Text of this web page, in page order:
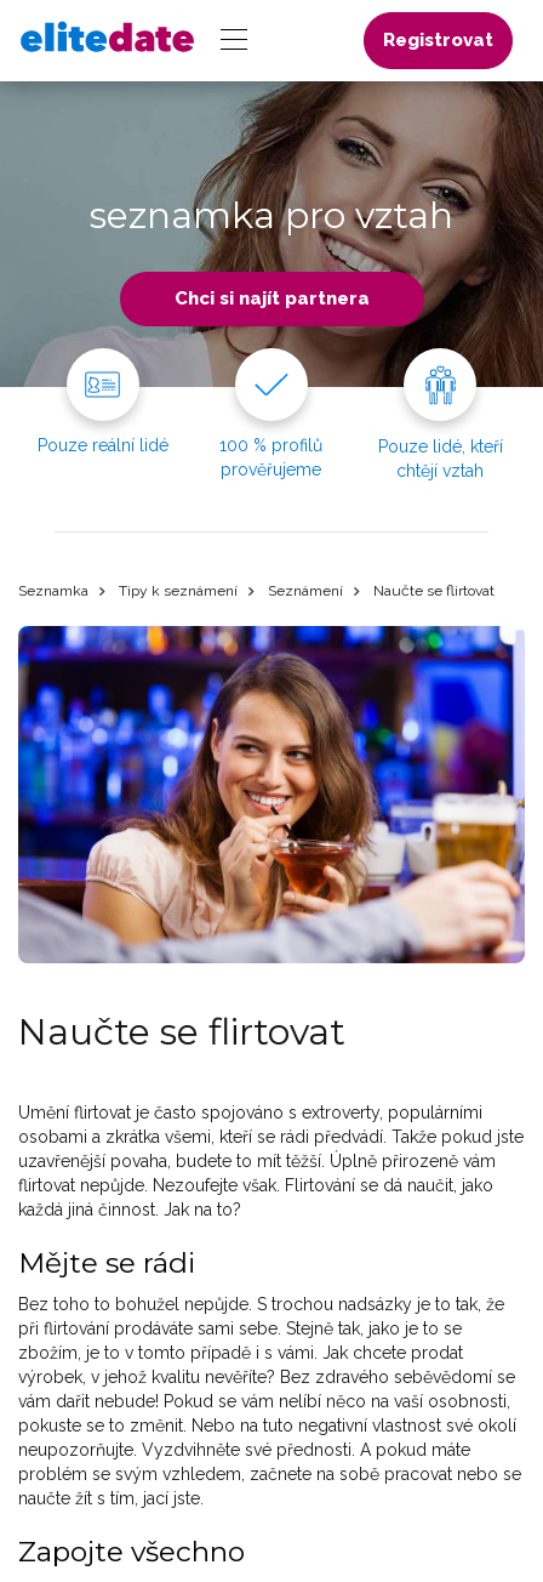
Registrovat
seznamka pro vztah
Chci si najít partnera
Pouze reální lidé
100 % profilů
prověřujeme
Pouze lidé, kteří
chtějí vztah
Seznamka Tipy k seznámení Seznámení Naučte se flirtovat
Naučte se flirtovat
Umění flirtovat je často spojováno s extroverty, populárními
osobami a zkrátka všemi, kteří se rádi předvádí. Takže pokud jste
uzavřenější povaha, budete to mít těžší. Úplně přirozeně vám
flirtovat nepůjde. Nezoufejte však. Flirtování se dá naučit, jako
každá jiná činnost. Jak na to?
Mějte se rádi
Bez toho to bohužel nepůjde. S trochou nadsázky je to tak, že
při flirtování prodáváte sami sebe. Stejně tak, jako je to se
zbožím, je to v tomto případě i s vámi. Jak chcete prodat
výrobek, v jehož kvalitu nevěříte? Bez zdravého seběvědomí se
vám dařit nebude! Pokud se vám nelíbí něco na vaší osobnosti,
pokuste se to změnit. Nebo na tuto negativní vlastnost své okolí
neupozorňujte. Vyzdvihněte své přednosti. A pokud máte
problém se svým vzhledem, začnete na sobě pracovat nebo se
naučte žít s tím, jací jste.
Zapojte všechno